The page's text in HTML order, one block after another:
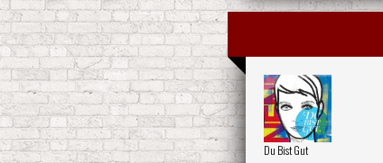
Du Bist Gut